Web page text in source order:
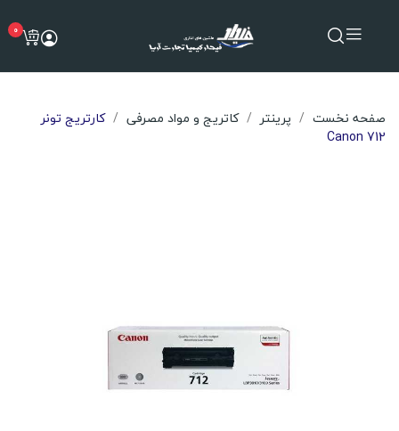
0
صفحه نخست پرینتر کاتریج و مواد مصرفی
کارتریج تونر
Canon 712